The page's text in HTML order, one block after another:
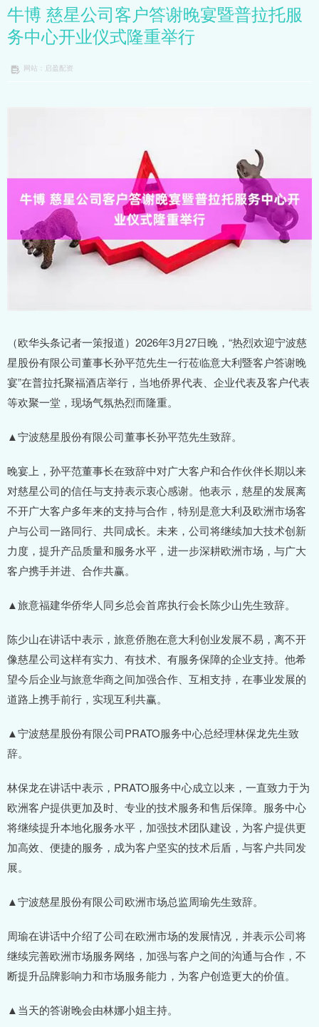
牛博 慈星公司客户答谢晚宴暨普拉托服
务中心开业仪式隆重举行
网站：启盈配资
（欧华头条记者一策报道）2026年3月27日晚，“热烈欢迎宁波慈
星股份有限公司董事长孙平范先生一行莅临意大利暨客户答谢晚
宴”在普拉托聚福酒店举行，当地侨界代表、企业代表及客户代表
等欢聚一堂，现场气氛热烈而隆重。
▲宁波慈星股份有限公司董事长孙平范先生致辞。
晚宴上，孙平范董事长在致辞中对广大客户和合作伙伴长期以来
对慈星公司的信任与支持表示衷心感谢。他表示，慈星的发展离
不开广大客户多年来的支持与合作，特别是意大利及欧洲市场客
户与公司一路同行、共同成长。未来，公司将继续加大技术创新
力度，提升产品质量和服务水平，进一步深耕欧洲市场，与广大
客户携手并进、合作共赢。
▲旅意福建华侨华人同乡总会首席执行会长陈少山先生致辞。
陈少山在讲话中表示，旅意侨胞在意大利创业发展不易，离不开
像慈星公司这样有实力、有技术、有服务保障的企业支持。他希
望今后企业与旅意华商之间加强合作、互相支持，在事业发展的
道路上携手前行，实现互利共赢。
▲宁波慈星股份有限公司PRATO服务中心总经理林保龙先生致
辞。
林保龙在讲话中表示，PRATO服务中心成立以来，一直致力于为
欧洲客户提供更加及时、专业的技术服务和售后保障。服务中心
将继续提升本地化服务水平，加强技术团队建设，为客户提供更
加高效、便捷的服务，成为客户坚实的技术后盾，与客户共同发
展。
▲宁波慈星股份有限公司欧洲市场总监周瑜先生致辞。
周瑜在讲话中介绍了公司在欧洲市场的发展情况，并表示公司将
继续完善欧洲市场服务网络，加强与客户之间的沟通与合作，不
断提升品牌影响力和市场服务能力，为客户创造更大的价值。
▲当天的答谢晚会由林娜小姐主持。